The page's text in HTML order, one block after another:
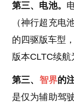
第三、电池。
（神行超充电
的四驱版车型
版本CLTC续航
第三、 智界的
是仅为辅助驾